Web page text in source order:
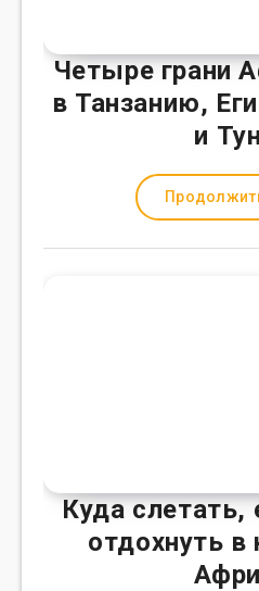
Четыре грани
в Танзанию,
и
Куда слетать,
отдохнуть в